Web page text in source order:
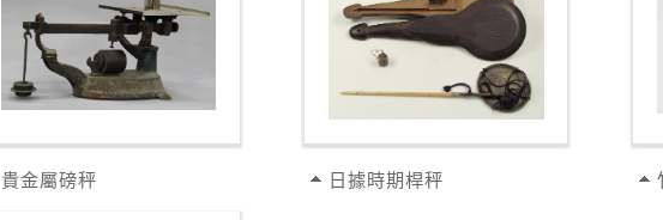
貴金屬磅秤 日據時期桿秤